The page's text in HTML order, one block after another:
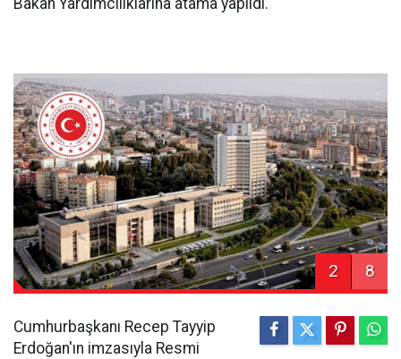
Bakan Yardımcılıklarına atama yapıldı.
2 8
Cumhurbaşkanı Recep Tayyip
Erdoğan'ın imzasıyla Resmi